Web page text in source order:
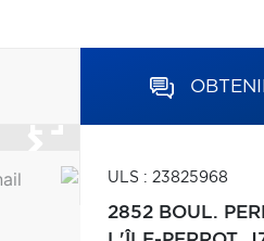
ULS : 23825968
2852 BOUL.